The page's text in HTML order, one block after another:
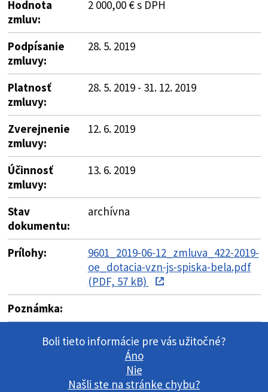
Hodnota
zmluv:
2 000,00 € s DPH
Podpísanie
zmluvy:
28. 5. 2019
Platnosť
zmluvy:
28. 5. 2019 - 31. 12. 2019
Zverejnenie
zmluvy:
12. 6. 2019
Účinnosť
zmluvy:
13. 6. 2019
Stav
dokumentu:
archívna
Prílohy:
9601_2019-06-12_zmluva_422-2019-
oe_dotacia-vzn-js-spiska-bela.pdf
(PDF, 57 kB)
Poznámka:
Boli tieto informácie pre vás užitočné?
Áno
Nie
Našli ste na stránke chybu?